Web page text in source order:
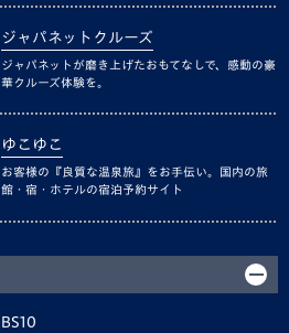
ジャパネットクルーズ
ジャパネットが磨き上げたおもてなしで、感動の豪
華クルーズ体験を。
ゆこゆこ
お客様の『良質な温泉旅』をお手伝い。国内の旅
館・宿・ホテルの宿泊予約サイト
BS10